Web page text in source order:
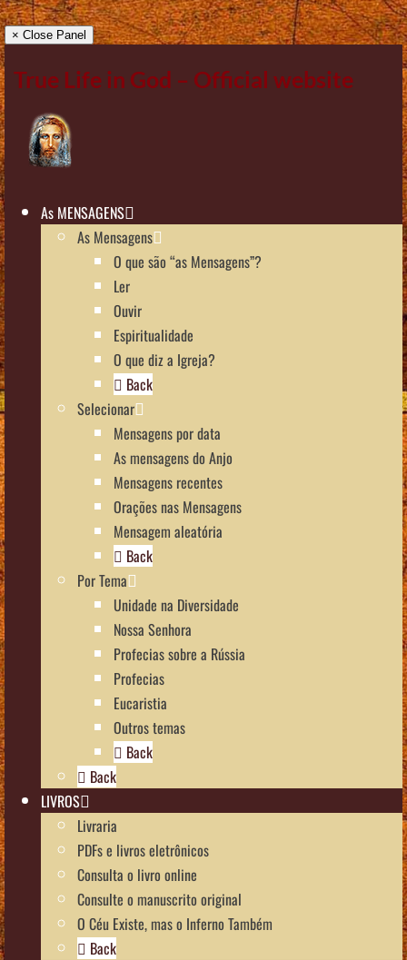
× Close Panel
True Life in God – Official website
As MENSAGENS
As Mensagens
O que são “as Mensagens”?
Ler
Ouvir
Espiritualidade
O que diz a Igreja?
Back
Selecionar
Mensagens por data
As mensagens do Anjo
Mensagens recentes
Orações nas Mensagens
Mensagem aleatória
Back
Por Tema
Unidade na Diversidade
Nossa Senhora
Profecias sobre a Rússia
Profecias
Eucaristia
Outros temas
Back
Back
LIVROS
Livraria
PDFs e livros eletrônicos
Consulta o livro online
Consulte o manuscrito original
O Céu Existe, mas o Inferno Também
Back